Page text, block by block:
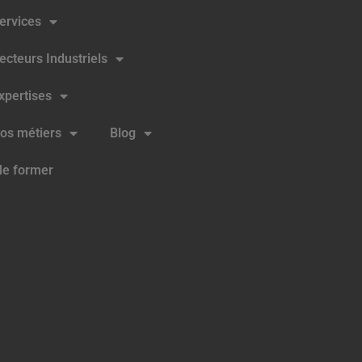
Industriels
métiers Blog
former